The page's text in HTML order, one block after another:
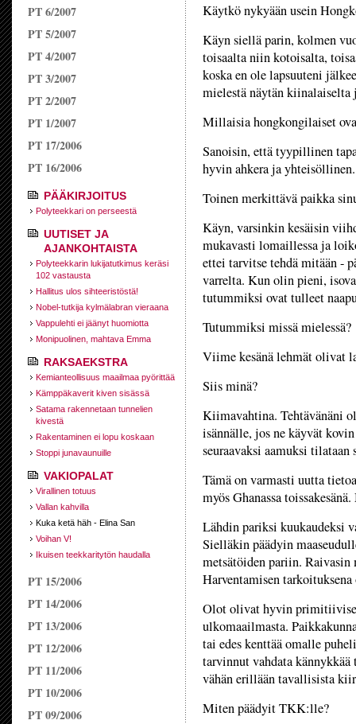
PT 6/2007
PT 5/2007
PT 4/2007
PT 3/2007
PT 2/2007
PT 1/2007
PT 17/2006
PT 16/2006
PÄÄKIRJOITUS
Polyteekkari on perseestä
UUTISET JA
AJANKOHTAISTA
Polyteekkarin lukijatutkimus keräsi
102 vastausta
Hallitus ulos sihteeristöstä!
Nobel-tutkija kylmälabran vieraana
Vappulehti ei jäänyt huomiotta
Monipuolinen, mahtava Emma
RAKSAEKSTRA
Kemianteollisuus maailmaa pyörittää
Kämppäkaverit kiven sisässä
Satama rakennetaan tunnelien
kivestä
Rakentaminen ei lopu koskaan
Stoppi junavaunuille
VAKIOPALAT
Virallinen totuus
Vallan kahvilla
Kuka ketä häh - Elina San
Voihan V!
Ikuisen teekkaritytön haudalla
PT 15/2006
PT 14/2006
PT 13/2006
PT 12/2006
PT 11/2006
PT 10/2006
PT 09/2006
Käytkö nykyään usein
Käyn siellä parin, kolmen
toisaalta niin kotoisalta,
koska en ole lapsuuteni
mielestä näytän
Millaisia hongkongilaiset
Sanoisin, että tyypillinen
hyvin ahkera ja
Toinen merkittävä paikka
Käyn, varsinkin kesäisin
mukavasti lomaillessa ja
ettei tarvitse tehdä mitään -
varrelta. Kun olin pieni,
tutummiksi ovat tulleet
Tutummiksi missä mielessä?
Viime kesänä lehmät olivat
Siis minä?
Kiimavahtina. Tehtävänäni
isännälle, jos ne käyvät
seuraavaksi aamuksi tilataan
Tämä on varmasti uutta
myös Ghanassa
Lähdin pariksi kuukaudeksi
Sielläkin päädyin
metsätöiden pariin.
Harventamisen
Olot olivat hyvin
ulkomaailmasta.
tai edes kenttää omalle
tarvinnut vahdata
vähän erillään tavallisista
Miten päädyit TKK:lle?